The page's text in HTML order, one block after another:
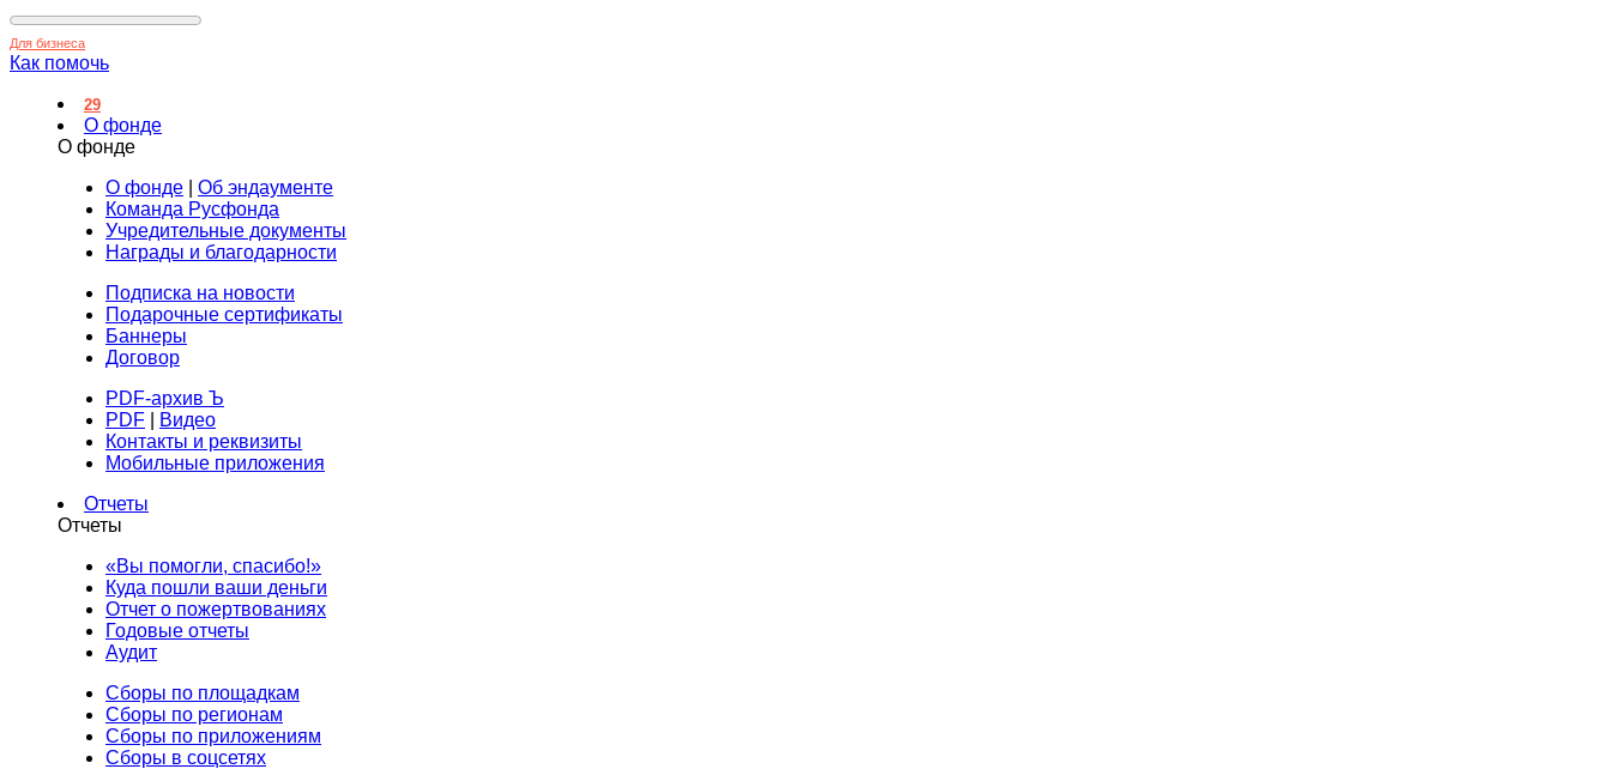
Для бизнеса
Как помочь
29
О фонде
О фонде
О фонде
Об эндаументе
Команда Русфонда
Учредительные документы
Награды и благодарности
Подписка на новости
Подарочные сертификаты
Баннеры
Договор
PDF-архив Ъ
PDF
Видео
Контакты и реквизиты
Мобильные приложения
Отчеты
Отчеты
«Вы помогли, спасибо!»
Куда пошли ваши деньги
Отчет о пожертвованиях
Годовые отчеты
Аудит
Сборы по площадкам
Сборы по регионам
Сборы по приложениям
Сборы в соцсетях